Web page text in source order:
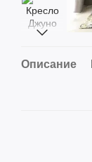
Описание